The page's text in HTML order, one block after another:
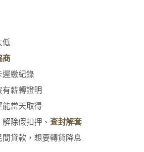
低
商
遲繳紀錄
薪轉證明
能當天取得
除假扣押、 查封解套
貸款，想要轉貸降息